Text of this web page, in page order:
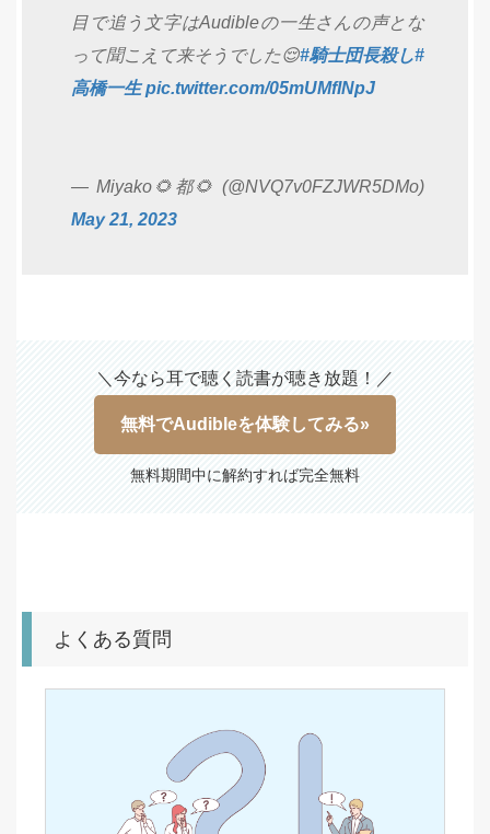
目で追う文字はAudibleの一生さんの声とな
って聞こえて来そうでした😌#騎士団長殺し#
高橋一生 pic.twitter.com/05mUMfINpJ
— Miyako🌻都🌻 (@NVQ7v0FZJWR5DMo)
May 21, 2023
＼今なら耳で聴く読書が聴き放題！／
無料でAudibleを体験してみる»
無料期間中に解約すれば完全無料
よくある質問